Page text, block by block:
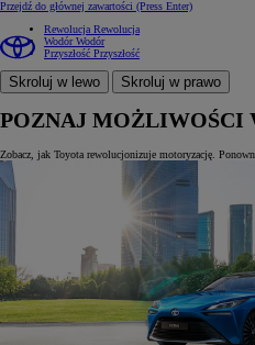
Przejdź do głównej zawartości (Press Enter)
Rewolucja Rewolucja
WodórWodór
Przyszłość Przyszłość
Skroluj w lewo Skroluj w prawo
POZNAJ MOŻLIWOŚCI
Zobacz, jak Toyota rewolucjonizuje motoryzację.